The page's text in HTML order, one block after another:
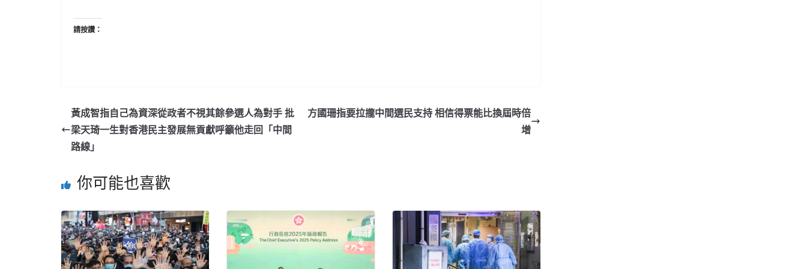
請按讚：
黃成智指自己為資深從政者不視其餘參選人為對手 批
梁天琦一生對香港民主發展無貢獻呼籲他走回「中間
路線」
方國珊指要拉攏中間選民支持 相信得票能比換屆時倍
增
你可能也喜歡